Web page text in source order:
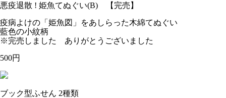
悪疫退散 ! 姫魚てぬぐい(B) 【完売】
疫病よけの「姫魚図」をあしらった木綿てぬぐい
藍色の小紋柄
※完売しました ありがとうございました
500円
ブック型ふせん 2種類